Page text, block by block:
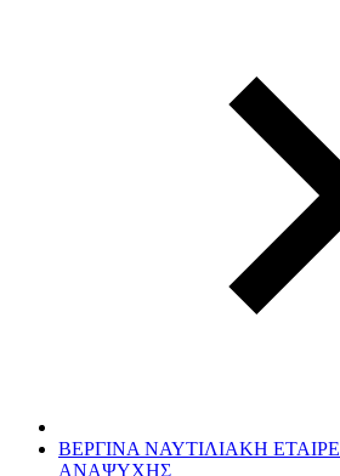
ΒΕΡΓΙΝΑ ΝΑΥΤΙΛΙΑΚΗ
ΑΝΑΨΥΧΗΣ